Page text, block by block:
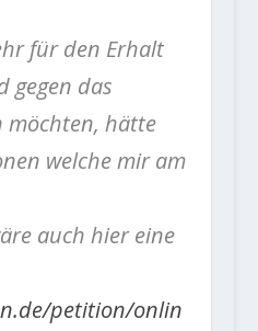
für den Erhalt
gegen das
hätte
welche mir am
auch hier eine
petition/onlin